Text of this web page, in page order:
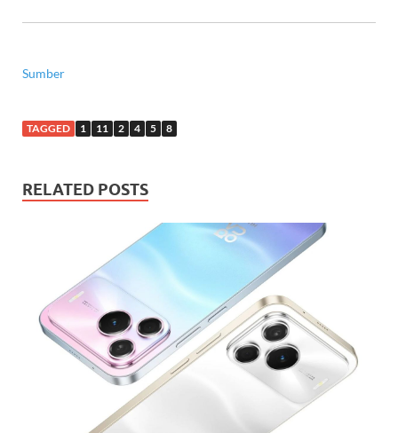
Sumber
TAGGED 1 11 2 4 5 8
RELATED POSTS